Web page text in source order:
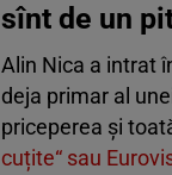
sînt de un
Alin Nica a intrat
deja primar al
priceperea și
cuțite“ sau